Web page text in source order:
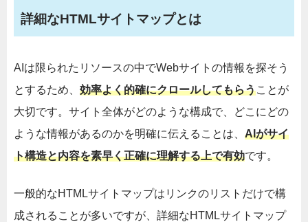
詳細なHTMLサイトマップとは
AIは限られたリソースの中でWebサイトの情報を探そう
とするため、 効率よく的確にクロールしてもらうことが
大切です。サイト全体がどのような構成で、どこにどの
ような情報があるのかを明確に伝えることは、 AIがサイ
ト構造と内容を素早く正確に理解する上で有効です。
一般的なHTMLサイトマップはリンクのリストだけで構
成されることが多いですが、詳細なHTMLサイトマップ